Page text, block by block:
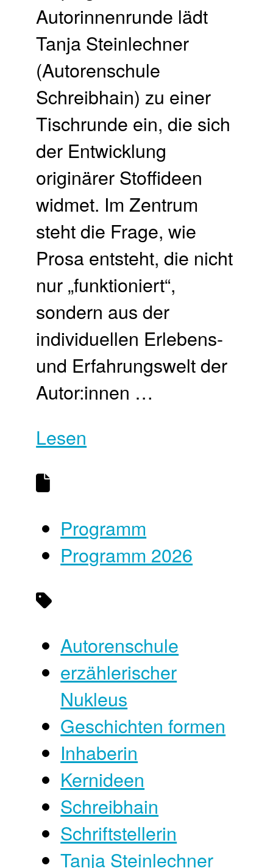
Autorinnenrunde lädt
Tanja Steinlechner
(Autorenschule
Schreibhain) zu einer
Tischrunde ein, die sich
der Entwicklung
originärer Stoffideen
widmet. Im Zentrum
steht die Frage, wie
Prosa entsteht, die nicht
nur „funktioniert“,
sondern aus der
individuellen Erlebens-
und Erfahrungswelt der
Autor:innen …
Lesen
Programm
Programm 2026
Autorenschule
erzählerischer
Nukleus
Geschichten formen
Inhaberin
Kernideen
Schreibhain
Schriftstellerin
Tanja Steinlechner